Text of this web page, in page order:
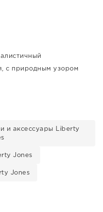
с природным узором
и аксессуары Liberty
Jones
Jones